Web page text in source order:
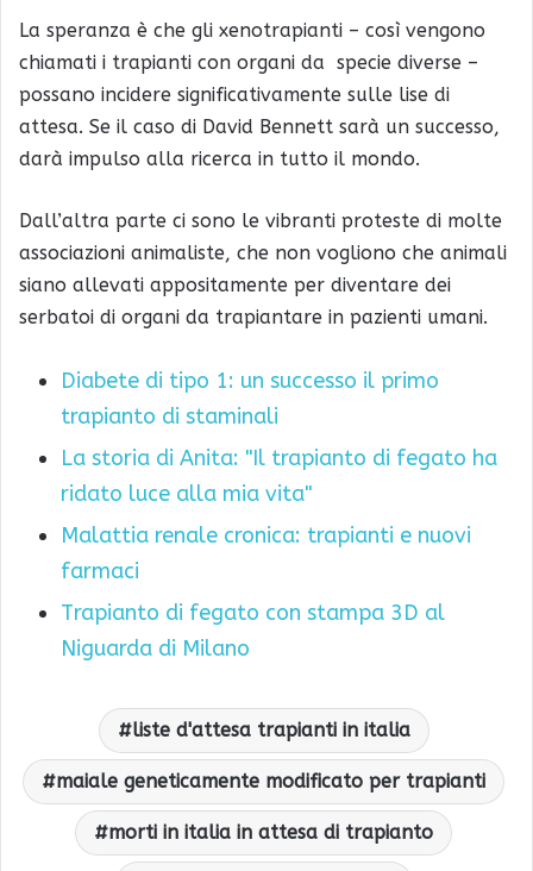
La speranza è che gli xenotrapianti – così vengono
chiamati i trapianti con organi da specie diverse –
possano incidere significativamente sulle lise di
attesa. Se il caso di David Bennett sarà un successo,
darà impulso alla ricerca in tutto il mondo.
Dall’altra parte ci sono le vibranti proteste di molte
associazioni animaliste, che non vogliono che animali
siano allevati appositamente per diventare dei
serbatoi di organi da trapiantare in pazienti umani.
Diabete di tipo 1: un successo il primo
trapianto di staminali
La storia di Anita: "Il trapianto di fegato ha
ridato luce alla mia vita"
Malattia renale cronica: trapianti e nuovi
farmaci
Trapianto di fegato con stampa 3D al
Niguarda di Milano
liste d'attesa trapianti in italia
maiale geneticamente modificato per trapianti
morti in italia in attesa di trapianto